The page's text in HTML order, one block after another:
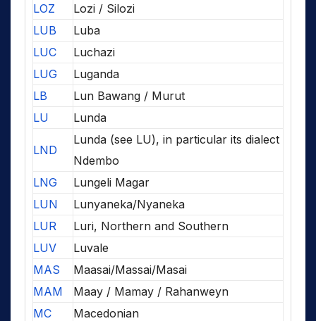
LOZ
Lozi / Silozi
LUB
Luba
LUC
Luchazi
LUG
Luganda
LB
Lun Bawang / Murut
LU
Lunda
LND
Lunda (see LU), in particular its dialect
Ndembo
LNG
Lungeli Magar
LUN
Lunyaneka/Nyaneka
LUR
Luri, Northern and Southern
LUV
Luvale
MAS
Maasai/Massai/Masai
MAM
Maay / Mamay / Rahanweyn
MC
Macedonian